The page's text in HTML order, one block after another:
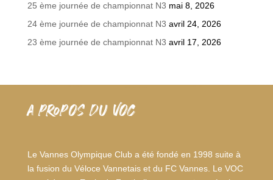
25 ème journée de championnat N3 mai 8, 2026
24 ème journée de championnat N3 avril 24, 2026
23 ème journée de championnat N3 avril 17, 2026
A PROPOS DU VOC
Le Vannes Olympique Club a été fondé en 1998 suite à
la fusion du Véloce Vannetais et du FC Vannes. Le VOC